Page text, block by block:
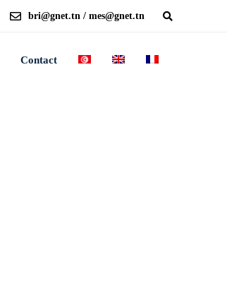
bri@gnet.tn / mes@gnet.tn
Contact